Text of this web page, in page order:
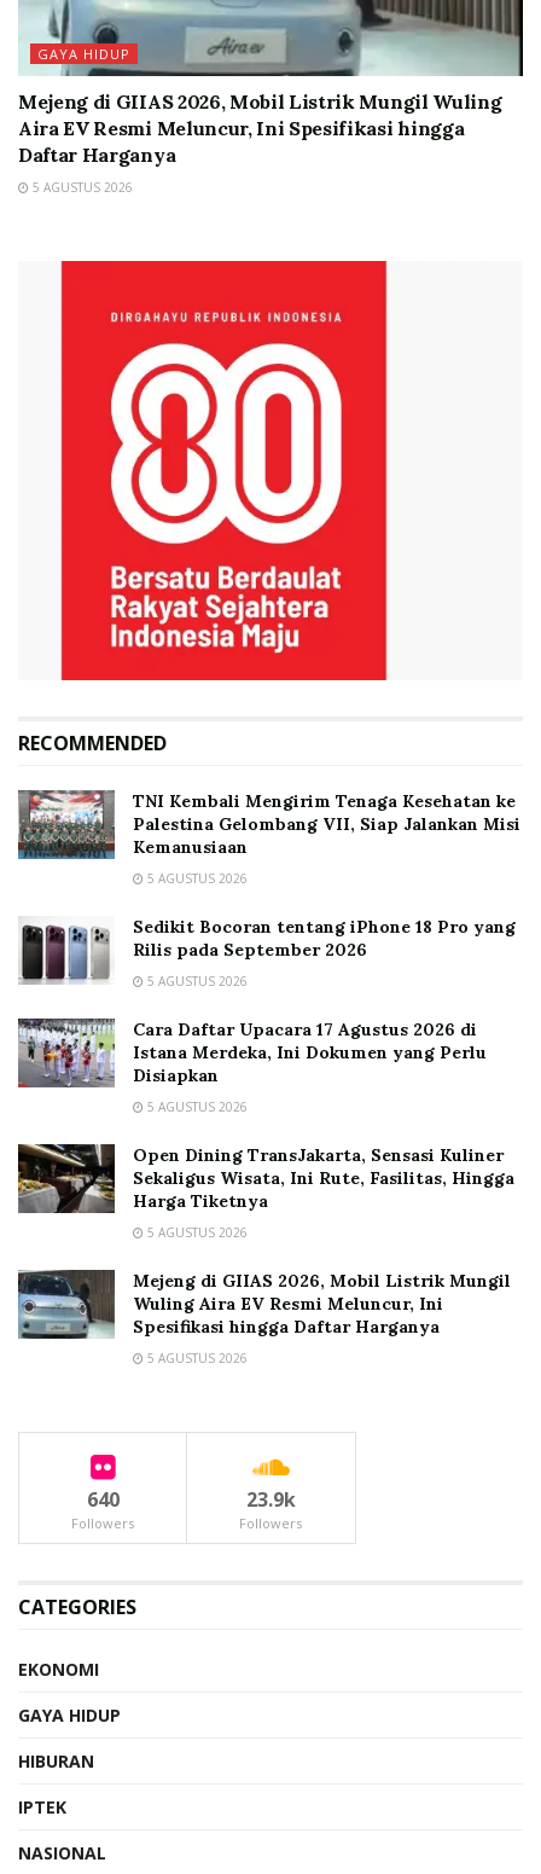
GAYA HIDUP
Mejeng di GIIAS 2026, Mobil Listrik Mungil Wuling
Aira EV Resmi Meluncur, Ini Spesifikasi hingga
Daftar Harganya
5 AGUSTUS 2026
RECOMMENDED
TNI Kembali Mengirim Tenaga Kesehatan ke
Palestina Gelombang VII, Siap Jalankan Misi
Kemanusiaan
5 AGUSTUS 2026
Sedikit Bocoran tentang iPhone 18 Pro yang
Rilis pada September 2026
5 AGUSTUS 2026
Cara Daftar Upacara 17 Agustus 2026 di
Istana Merdeka, Ini Dokumen yang Perlu
Disiapkan
5 AGUSTUS 2026
Open Dining TransJakarta, Sensasi Kuliner
Sekaligus Wisata, Ini Rute, Fasilitas, Hingga
Harga Tiketnya
5 AGUSTUS 2026
Mejeng di GIIAS 2026, Mobil Listrik Mungil
Wuling Aira EV Resmi Meluncur, Ini
Spesifikasi hingga Daftar Harganya
5 AGUSTUS 2026
640
Followers
23.9k
Followers
CATEGORIES
EKONOMI
GAYA HIDUP
HIBURAN
IPTEK
NASIONAL